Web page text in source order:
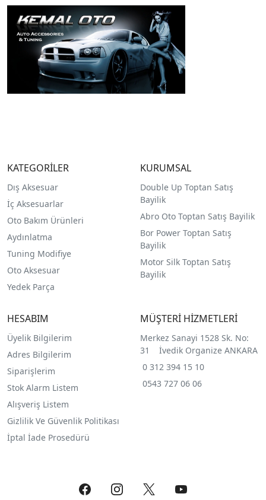
KATEGORİLER
Dış Aksesuar
İç Aksesuarlar
Oto Bakım Ürünleri
Aydınlatma
Tuning Modifiye
Oto Aksesuar
Yedek Parça
KURUMSAL
Double Up Toptan Satış
Bayilik
Abro Oto Toptan Satış Bayilik
Bor Power Toptan Satış
Bayilik
Motor Silk Toptan Satış
Bayilik
HESABIM
Üyelik Bilgilerim
Adres Bilgilerim
Siparişlerim
Stok Alarm Listem
Alışveriş Listem
Gizlilik Ve Güvenlik Politikası
İptal İade Prosedürü
MÜŞTERİ HİZMETLERİ
Merkez Sanayi 1528 Sk. No:
31 İvedik Organize ANKARA
0 312 394 15 10
0543 727 06 06